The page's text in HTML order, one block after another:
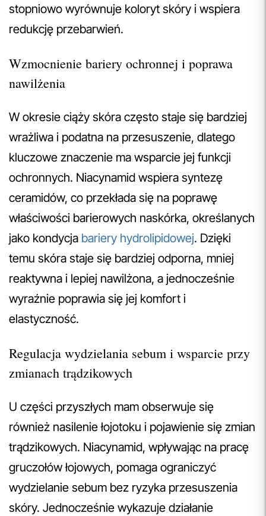
stopniowo wyrównuje koloryt skóry i wspiera
redukcję przebarwień.
Wzmocnienie bariery ochronnej i poprawa
nawilżenia
W okresie ciąży skóra często staje się bardziej
wrażliwa i podatna na przesuszenie, dlatego
kluczowe znaczenie ma wsparcie jej funkcji
ochronnych. Niacynamid wspiera syntezę
ceramidów, co przekłada się na poprawę
właściwości barierowych naskórka, określanych
jako kondycja bariery hydrolipidowej. Dzięki
temu skóra staje się bardziej odporna, mniej
reaktywna i lepiej nawilżona, a jednocześnie
wyraźnie poprawia się jej komfort i
elastyczność.
Regulacja wydzielania sebum i wsparcie przy
zmianach trądzikowych
U części przyszłych mam obserwuje się
również nasilenie łojotoku i pojawienie się zmian
trądzikowych. Niacynamid, wpływając na pracę
gruczołów łojowych, pomaga ograniczyć
wydzielanie sebum bez ryzyka przesuszenia
skóry. Jednocześnie wykazuje działanie